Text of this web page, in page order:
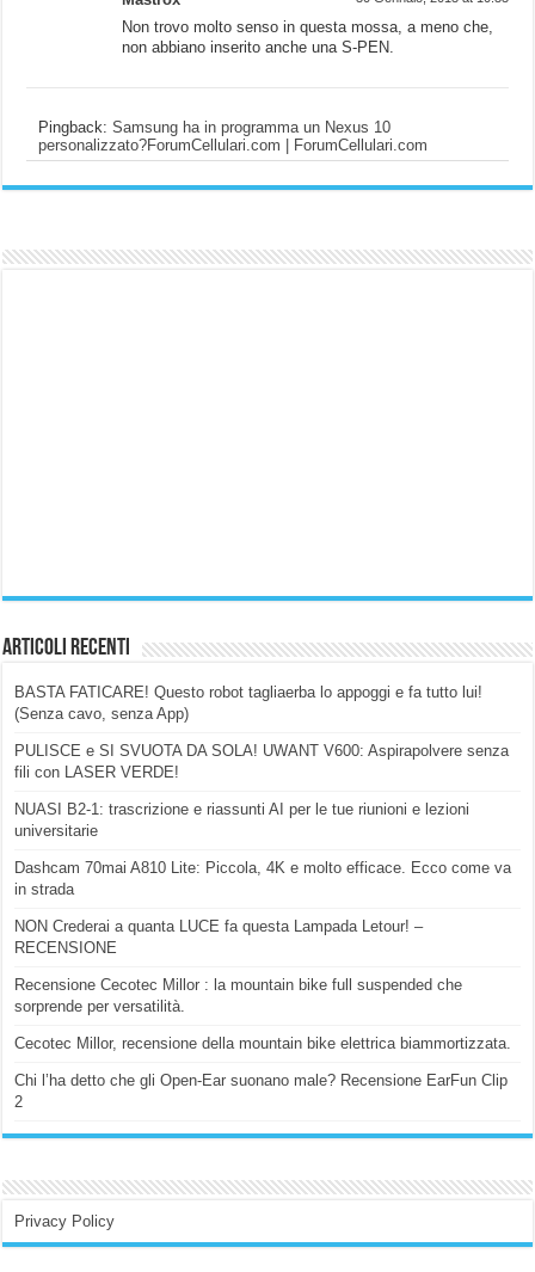
Non trovo molto senso in questa mossa, a meno che,
non abbiano inserito anche una S-PEN.
Pingback:Samsung ha in programma un Nexus 10
personalizzato?ForumCellulari.com | ForumCellulari.com
Articoli Recenti
BASTA FATICARE! Questo robot tagliaerba lo appoggi e fa tutto lui!
(Senza cavo, senza App)
PULISCE e SI SVUOTA DA SOLA! UWANT V600: Aspirapolvere senza
fili con LASER VERDE!
NUASI B2-1: trascrizione e riassunti AI per le tue riunioni e lezioni
universitarie
Dashcam 70mai A810 Lite: Piccola, 4K e molto efficace. Ecco come va
in strada
NON Crederai a quanta LUCE fa questa Lampada Letour! –
RECENSIONE
Recensione Cecotec Millor : la mountain bike full suspended che
sorprende per versatilità.
Cecotec Millor, recensione della mountain bike elettrica biammortizzata.
Chi l’ha detto che gli Open-Ear suonano male? Recensione EarFun Clip
2
Privacy Policy